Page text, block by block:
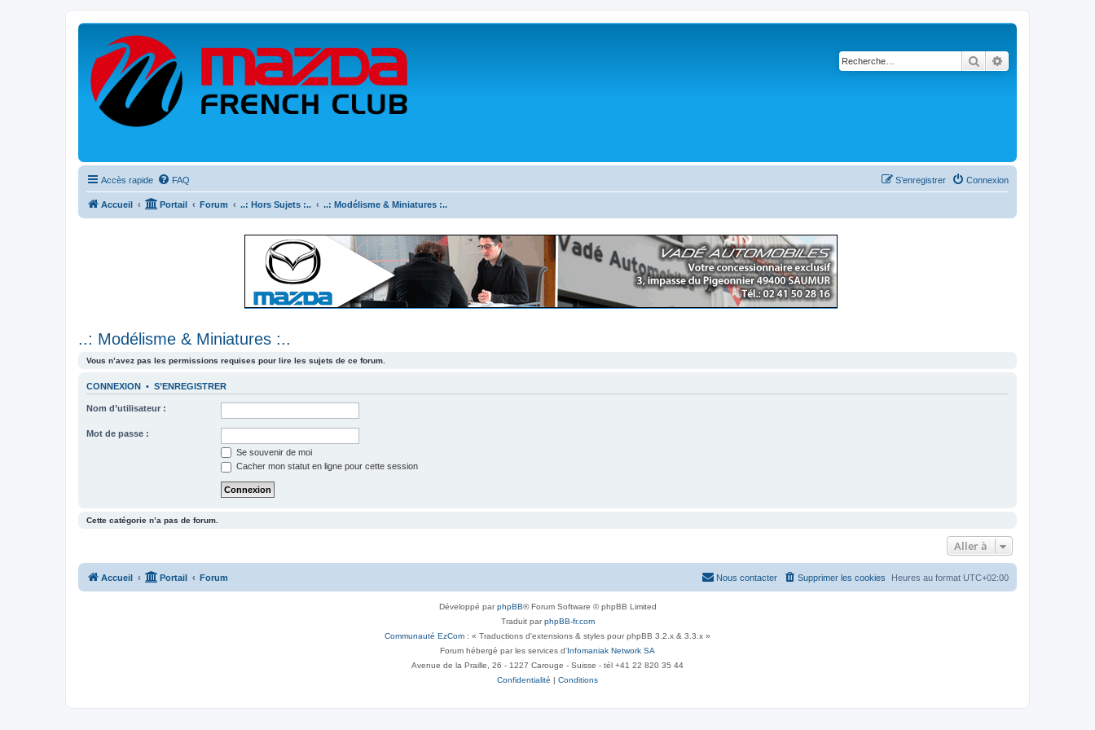
Rechercher
Accès rapide FAQ Connexion
S’enregistrer
Accueil Portail Forum ..: Hors Sujets :.. ..: Modélisme & Miniatures :..
..: Modélisme & Miniatures :..
Vous n’avez pas les permissions requises pour lire les sujets de ce forum.
CONNEXION • S’ENREGISTRER
Nom d’utilisateur :
Mot de passe :
Se souvenir de moi
Cacher mon statut en ligne pour cette session
Cette catégorie n’a pas de forum.
Aller à
Accueil Portail Forum Heures au format UTC+02:00
Supprimer les cookies
Nous contacter
Développé parphpBB® Forum Software © phpBB Limited
Traduit parphpBB-fr.com
Communauté EzCom : « Traductions d'extensions & styles pour phpBB 3.2.x & 3.3.x »
Forum hébergé par les services d’Infomaniak Network SA
Avenue de la Praille, 26 - 1227 Carouge - Suisse - tél +41 22 820 35 44
Confidentialité | Conditions